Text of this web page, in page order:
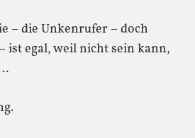
– die Unkenrufer – doch
ist egal, weil nicht sein kann,